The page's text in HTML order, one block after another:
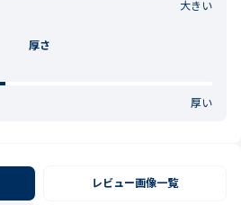
大きい
厚さ
厚い
レビュー画像一覧